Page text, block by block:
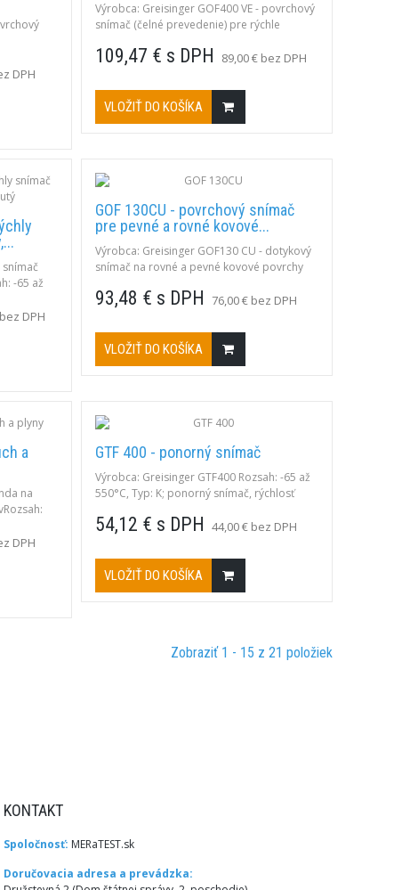
(železné
m
DPH
Výrobca: Greisinger GOF400 VE - povrchový
snímač (čelné prevedenie) pre rýchle
Typ: K
109,47 € s DPH 89,00 € bez DPH
VLOŽIŤ DO KOŠÍKA
snímač
-65 až
DPH
GOF 130CU - povrchový snímač
pre pevné a rovné kovové...
Výrobca: Greisinger GOF130 CU - dotykový
snímač na rovné a pevné kovové povrchy
odpružená medená plôška ø4mm, rukoväť
konektor NST1200; rýchlosť odozvy t90 cca
3s.
93,48 € s DPH 76,00 € bez DPH
VLOŽIŤ DO KOŠÍKA
a
na
DPH
GTF 400 - ponorný snímač
Výrobca: Greisinger GTF400 Rozsah: -65 až
550°C, Typ: K; ponorný snímač, rýchlosť
54,12 € s DPH 44,00 € bez DPH
VLOŽIŤ DO KOŠÍKA
Zobraziť 1 - 15 z 21 položiek
KONTAKT
Spoločnosť: MERaTEST.sk
Doručovacia adresa a prevádzka: